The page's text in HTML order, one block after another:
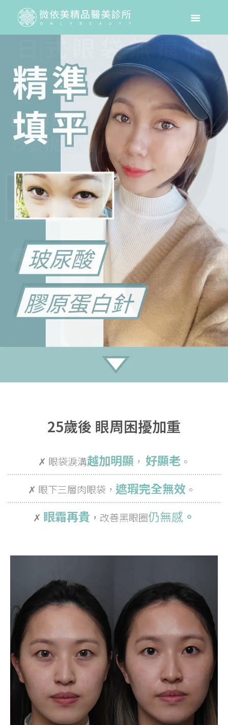
25歲後 眼周困擾加重
✗ 眼袋淚溝越加明顯 ， 好顯老 。
✗ 眼下三層肉眼袋， 遮瑕完全無效 。
✗ 眼霜再貴 ， 改善黑眼圈仍無感 。